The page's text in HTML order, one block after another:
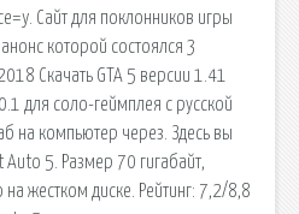
Сайт для поклонников игры
которой состоялся 3
Скачать GTA 5 версии 1.41
для соло-геймплея с русской
на компьютер через. Здесь вы
Auto 5. Размер 70 гигабайт,
на жестком диске. Рейтинг: 7,2/8,8